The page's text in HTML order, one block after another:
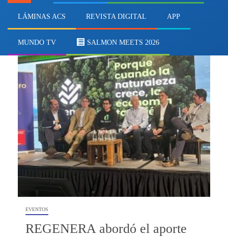
LÁMINAS ACS REVISTA DIGITAL APP
MUNDO TV SALMON MEETS 2026
electrificación
EVENTOS
REGENERA abordó el aporte